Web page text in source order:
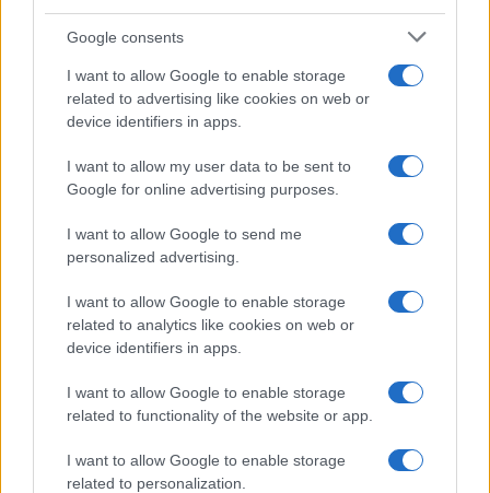
Google consents
I want to allow Google to enable storage
related to advertising like cookies on web or
device identifiers in apps.
I want to allow my user data to be sent to
Google for online advertising purposes.
I want to allow Google to send me
personalized advertising.
I want to allow Google to enable storage
related to analytics like cookies on web or
device identifiers in apps.
I want to allow Google to enable storage
related to functionality of the website or app.
I want to allow Google to enable storage
related to personalization.
Continua a leggere
LIFESTYLE